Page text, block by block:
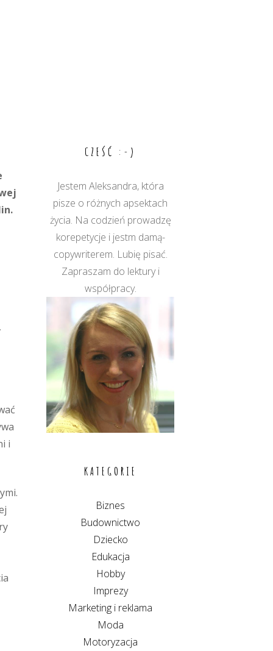
i
CZEŚĆ :-)
Jestem Aleksandra, która
pisze o różnych apsektach
życia. Na codzień prowadzę
korepetycje i jestm damą-
copywriterem. Lubię pisać.
Zapraszam do lektury i
współpracy.
KATEGORIE
Biznes
Budownictwo
Dziecko
Edukacja
Hobby
Imprezy
Marketing i reklama
Moda
Motoryzacja